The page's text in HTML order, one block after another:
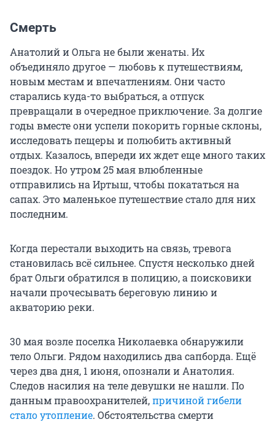
Смерть
Анатолий и Ольга не были женаты. Их
объединяло другое — любовь к путешествиям,
новым местам и впечатлениям. Они часто
старались куда-то выбраться, а отпуск
превращали в очередное приключение. За долгие
годы вместе они успели покорить горные склоны,
исследовать пещеры и полюбить активный
отдых. Казалось, впереди их ждет еще много таких
поездок. Но утром 25 мая влюбленные
отправились на Иртыш, чтобы покататься на
сапах. Это маленькое путешествие стало для них
последним.
Когда перестали выходить на связь, тревога
становилась всё сильнее. Спустя несколько дней
брат Ольги обратился в полицию, а поисковики
начали прочесывать береговую линию и
акваторию реки.
30 мая возле поселка Николаевка обнаружили
тело Ольги. Рядом находились два сапборда. Ещё
через два дня, 1 июня, опознали и Анатолия.
Следов насилия на теле девушки не нашли. По
данным правоохранителей,причиной гибели
стало утопление. Обстоятельства смерти